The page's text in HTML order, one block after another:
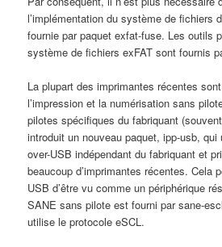
l’implémentation du système de fichiers
fournie par paquet exfat-fuse. Les outils
système de fichiers exFAT sont fournis
La plupart des imprimantes récentes
l’impression et la numérisation sans
pilotes spécifiques du fabriquant
introduit un nouveau paquet, ipp-usb,
over-USB indépendant du fabriquant et
beaucoup d’imprimantes récentes. Cela
USB d’être vu comme un périphérique
SANE sans pilote est fourni par sane-
utilise le protocole eSCL.